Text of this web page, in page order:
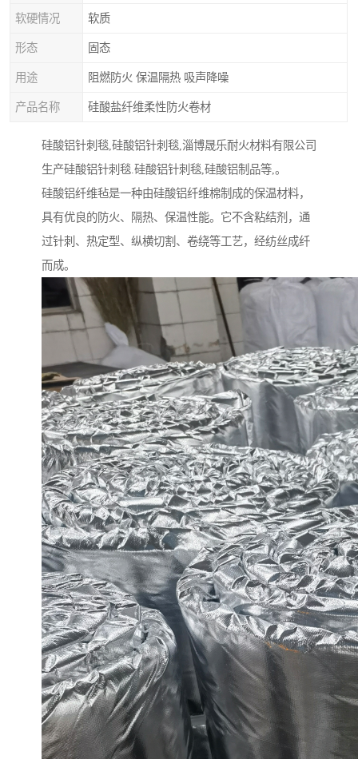
软硬情况 软质
形态 固态
用途 阻燃防火 保温隔热 吸声降噪
产品名称 硅酸盐纤维柔性防火卷材
硅酸铝针刺毯,硅酸铝针刺毯,淄博晟乐耐火材料有限公司
生产硅酸铝针刺毯.硅酸铝针刺毯,硅酸铝制品等,。
硅酸铝纤维毡是一种由硅酸铝纤维棉制成的保温材料，
具有优良的防火、隔热、保温性能。它不含粘结剂，通
过针刺、热定型、纵横切割、卷绕等工艺，经纺丝成纤
而成。